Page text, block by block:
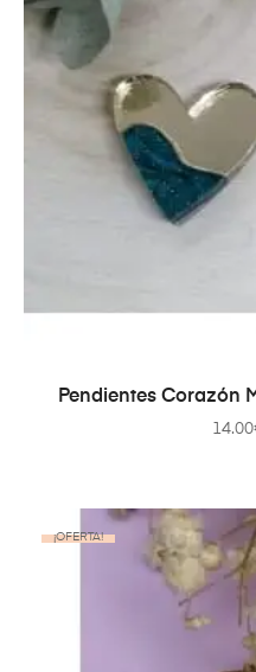
AÑADIR
Pendientes Corazón
14.00
¡OFERTA!